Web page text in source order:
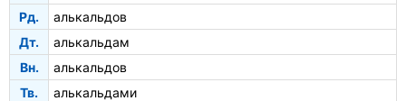
Рд.
алькальдов
Дт.
алькальдам
Вн.
алькальдов
Тв.
алькальдами